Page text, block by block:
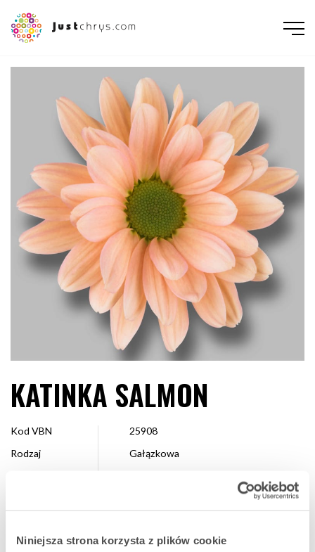
Niniejsza strona korzysta z plików cookie
NEDERLANDS DEUTSCH FRANÇAIS РУССКИЙ
KATINKA SALMON
Kod VBN
25908
Rodzaj
Gałązkowa
Hodowca
Dümmen Orange